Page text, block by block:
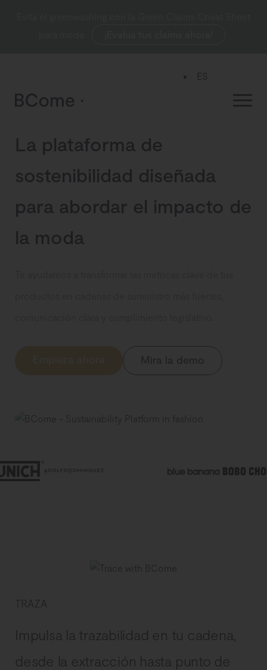
ES
La plataforma de
sostenibilidad diseñada
para abordar el impacto de
la moda
Mira la demo
TRAZA
Impulsa la trazabilidad en tu cadena,
desde la extracción hasta punto de